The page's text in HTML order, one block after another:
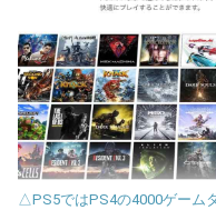
△PS5ではPS4の4000ゲーム